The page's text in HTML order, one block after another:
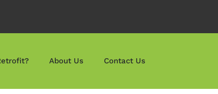
About Us Contact Us